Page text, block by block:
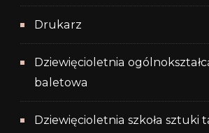
Drukarz
Dziewięcioletnia
baletowa
Dziewięcioletnia szkoła sztuki